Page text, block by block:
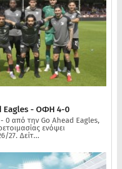
Eagles - ΟΦΗ 4-0
από την Go Ahead Eagles,
ενόψει
27. Δείτ...